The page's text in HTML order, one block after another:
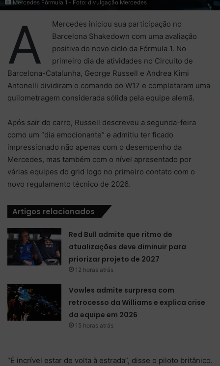
Mercedes Fórmula 1 - Foto: divulgação Mercedes
A
Mercedes iniciou sua participação no
Barcelona Shakedown com uma avaliação
positiva do novo ciclo da Fórmula 1. No
primeiro dia de atividades no Circuito de
Barcelona-Catalunha, George Russell e Andrea Kimi
Antonelli dividiram o comando do W17 e completaram uma
quilometragem considerada sólida pela equipe alemã.
Após sair do carro, Russell descreveu a segunda-feira
como um “dia emocionante” e admitiu ter ficado
impressionado não apenas com o desempenho da
Mercedes, mas também com o nível apresentado por
várias equipes do grid logo no primeiro contato com o
novo regulamento técnico de 2026.
Artigos relacionados
Red Bull admite que ritmo de
atualizações deve diminuir para
priorizar projeto de 2027
12 horas atrás
Vowles admite surpresa com
retrocesso da Williams e explica crise
da equipe em 2026
15 horas atrás
“É incrível estar de volta à estrada”, disse o piloto britânico.